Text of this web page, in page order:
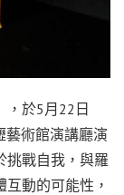
，於5月22日
藝術館演講廳演
挑戰自我，與羅
動的可能性，